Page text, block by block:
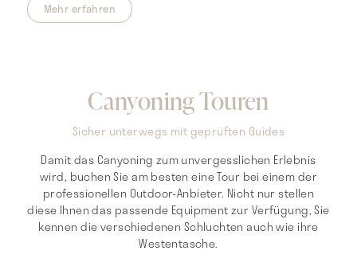
Mehr erfahren
Canyoning Touren
Sicher unterwegs mit geprüften Guides
Damit das Canyoning zum unvergesslichen Erlebnis
wird, buchen Sie am besten eine Tour bei einem der
professionellen Outdoor-Anbieter. Nicht nur stellen
diese Ihnen das passende Equipment zur Verfügung, Sie
kennen die verschiedenen Schluchten auch wie ihre
Westentasche.